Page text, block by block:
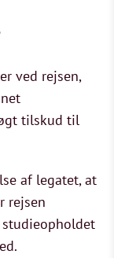
ved rejsen,
tilskud til
af legatet, at
rejsen